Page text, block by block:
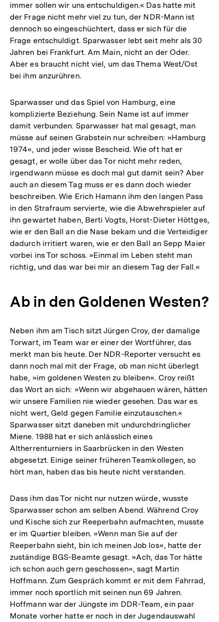
immer sollen wir uns entschuldigen.« Das hatte mit
der Frage nicht mehr viel zu tun, der NDR-Mann ist
dennoch so eingeschüchtert, dass er sich für die
Frage entschuldigt. Sparwasser lebt seit mehr als 30
Jahren bei Frankfurt. Am Main, nicht an der Oder.
Aber es braucht nicht viel, um das Thema West/Ost
bei ihm anzurühren.
Sparwasser und das Spiel von Hamburg, eine
komplizierte Beziehung. Sein Name ist auf immer
damit verbunden. Sparwasser hat mal gesagt, man
müsse auf seinen Grabstein nur schreiben: »Hamburg
1974«, und jeder wisse Bescheid. Wie oft hat er
gesagt, er wolle über das Tor nicht mehr reden,
irgendwann müsse es doch mal gut damit sein? Aber
auch an diesem Tag muss er es dann doch wieder
beschreiben. Wie Erich Hamann ihm den langen Pass
in den Strafraum servierte, wie die Abwehrspieler auf
ihn gewartet haben, Berti Vogts, Horst-Dieter Höttges,
wie er den Ball an die Nase bekam und die Verteidiger
dadurch irritiert waren, wie er den Ball an Sepp Maier
vorbei ins Tor schoss. »Einmal im Leben steht man
richtig, und das war bei mir an diesem Tag der Fall.«
Ab in den Goldenen Westen?
Neben ihm am Tisch sitzt Jürgen Croy, der damalige
Torwart, im Team war er einer der Wortführer, das
merkt man bis heute. Der NDR-Reporter versucht es
dann noch mal mit der Frage, ob man nicht überlegt
habe, »im goldenen Westen zu bleiben«. Croy reißt
das Wort an sich: »Wenn wir abgehauen wären, hätten
wir unsere Familien nie wieder gesehen. Das war es
nicht wert, Geld gegen Familie einzutauschen.«
Sparwasser sitzt daneben mit undurchdringlicher
Miene. 1988 hat er sich anlässlich eines
Altherrenturniers in Saarbrücken in den Westen
abgesetzt. Einige seiner früheren Teamkollegen, so
hört man, haben das bis heute nicht verstanden.
Dass ihm das Tor nicht nur nutzen würde, wusste
Sparwasser schon am selben Abend. Während Croy
und Kische sich zur Reeperbahn aufmachten, musste
er im Quartier bleiben. »Wenn man Sie auf der
Reeperbahn sieht, bin ich meinen Job los«, hatte der
zuständige BGS-Beamte gesagt. »Ach, das Tor hätte
ich schon auch gern geschossen«, sagt Martin
Hoffmann. Zum Gespräch kommt er mit dem Fahrrad,
immer noch sportlich mit seinen nun 69 Jahren.
Hoffmann war der Jüngste im DDR-Team, ein paar
Monate vorher hatte er noch in der Jugendauswahl